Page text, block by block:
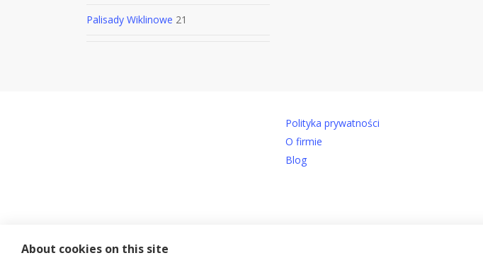
Palisady Wiklinowe 21
Polityka prywatności
O firmie
Blog
© 2026 PolskaWiklina.com.
About cookies on this site